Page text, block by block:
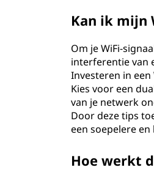
Kan ik mijn
Om je WiFi-
interferentie van
Investeren in
Kies voor een
van je netwerk
Door deze tips
een soepelere
Hoe werkt